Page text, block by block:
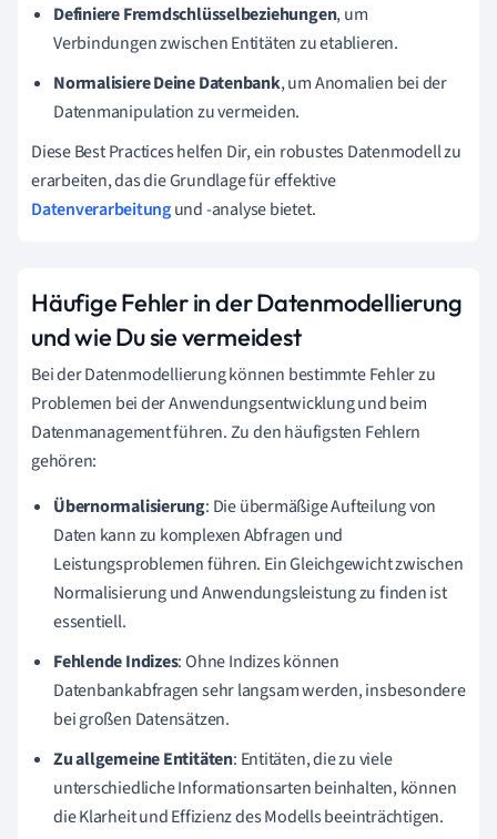
Definiere Fremdschlüsselbeziehungen, um
Verbindungen zwischen Entitäten zu etablieren.
Normalisiere Deine Datenbank, um Anomalien bei der
Datenmanipulation zu vermeiden.
Diese Best Practices helfen Dir, ein robustes Datenmodell zu
erarbeiten, das die Grundlage für effektive
Datenverarbeitungund -analyse bietet.
Häufige Fehler in der Datenmodellierung
und wie Du sie vermeidest
Bei der Datenmodellierung können bestimmte Fehler zu
Problemen bei der Anwendungsentwicklung und beim
Datenmanagement führen. Zu den häufigsten Fehlern
gehören:
Übernormalisierung: Die übermäßige Aufteilung von
Daten kann zu komplexen Abfragen und
Leistungsproblemen führen. Ein Gleichgewicht zwischen
Normalisierung und Anwendungsleistung zu finden ist
essentiell.
Fehlende Indizes: Ohne Indizes können
Datenbankabfragen sehr langsam werden, insbesondere
bei großen Datensätzen.
Zu allgemeine Entitäten: Entitäten, die zu viele
unterschiedliche Informationsarten beinhalten, können
die Klarheit und Effizienz des Modells beeinträchtigen.